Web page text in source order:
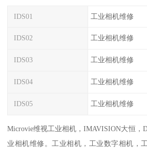
IDS01 工业相机维修
IDS02 工业相机维修
IDS03 工业相机维修
IDS04 工业相机维修
IDS05 工业相机维修
Microvie维视工业相机，IMAVISION大恒，
业相机维修。工业相机，工业数字相机，